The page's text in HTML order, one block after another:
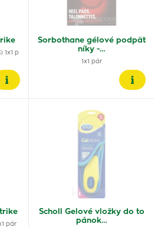
1x1 p
Sorbothane gélové podpät
níky -…
1x1 pár
pár
Scholl Gelové vložky do to
pánok…